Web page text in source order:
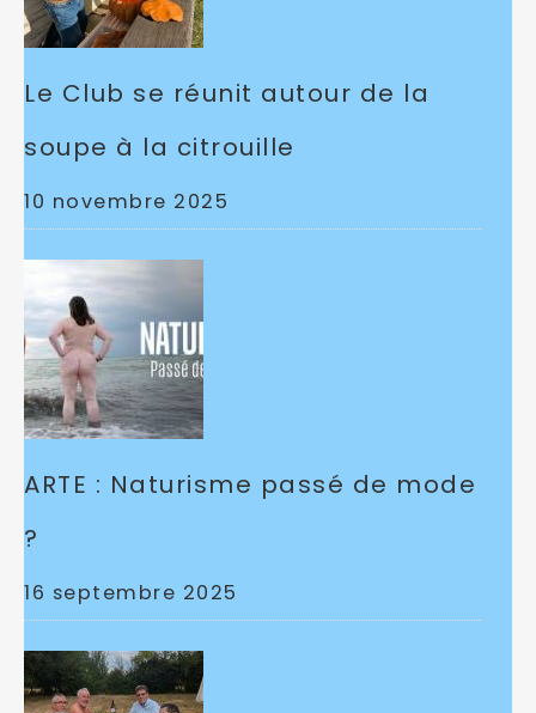
Le Club se réunit autour de la
soupe à la citrouille
10 novembre 2025
ARTE : Naturisme passé de mode
?
16 septembre 2025